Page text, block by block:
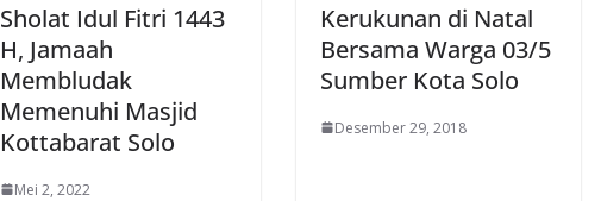
Sholat Idul Fitri 1443
H, Jamaah
Membludak
Memenuhi Masjid
Kottabarat Solo
Mei 2, 2022
Kerukunan di Natal
Bersama Warga 03/5
Sumber Kota Solo
Desember 29, 2018